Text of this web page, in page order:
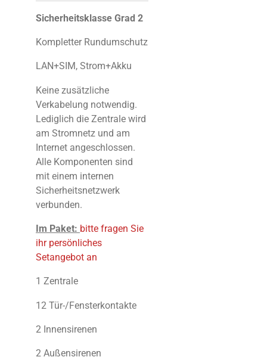
Sicherheitsklasse Grad 2
Kompletter Rundumschutz
LAN+SIM, Strom+Akku
Keine zusätzliche
Verkabelung notwendig.
Lediglich die Zentrale wird
am Stromnetz und am
Internet angeschlossen.
Alle Komponenten sind
mit einem internen
Sicherheitsnetzwerk
verbunden.
Im Paket: bitte fragen Sie
ihr persönliches
Setangebot an
1 Zentrale
12 Tür-/Fensterkontakte
2 Innensirenen
2 Außensirenen